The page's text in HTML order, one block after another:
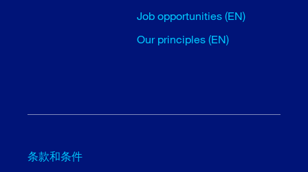
Job opportunities (EN)
Our principles (EN)
条款和条件